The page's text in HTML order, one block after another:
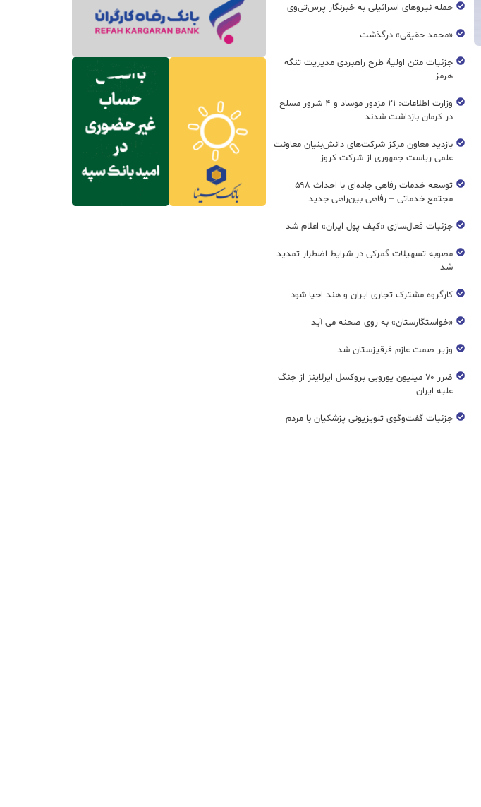
حمله نیروهای اسرائیلی به خبرنگار پرس‌تی‌وی
«محمد حقیقی» درگذشت
جزئیات متن اولیۀ طرح راهبردی مدیریت تنگه
هرمز
وزارت اطلاعات: ۲۱ مزدور موساد و ۴ شرور مسلح
در کرمان بازداشت شدند
بازدید معاون مرکز شرکت‌های دانش‌بنیان معاونت
علمی ریاست جمهوری از شرکت کروز
توسعه خدمات رفاهی جاده‌ای با احداث ۵۹۸
مجتمع خدماتی – رفاهی بین‌راهی جدید
جزئیات فعال‌سازی «کیف پول ایران» اعلام شد
مصوبه تسهیلات گمرکی در شرایط اضطرار تمدید
شد
کارگروه مشترک تجاری ایران و هند احیا شود
«خواستگارستان» به روی صحنه می آید
وزیر صمت عازم قرقیزستان شد
ضرر ۷۰ میلیون یورویی بروکسل ایرلاینز از جنگ
علیه ایران
جزئیات گفت‌وگوی تلویزیونی پزشکیان با مردم